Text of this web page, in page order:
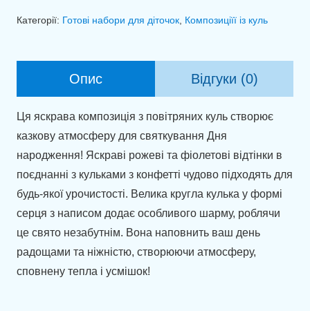
Категорії: Готові набори для діточок, Композиціїї із куль
Опис Відгуки (0)
Ця яскрава композиція з повітряних куль створює
казкову атмосферу для святкування Дня
народження! Яскраві рожеві та фіолетові відтінки в
поєднанні з кульками з конфетті чудово підходять для
будь-якої урочистості. Велика кругла кулька у формі
серця з написом додає особливого шарму, роблячи
це свято незабутнім. Вона наповнить ваш день
радощами та ніжністю, створюючи атмосферу,
сповнену тепла і усмішок!